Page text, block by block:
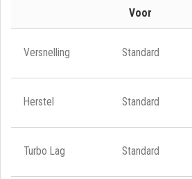
Voor
Versnelling Standard
Herstel Standard
Turbo Lag Standard